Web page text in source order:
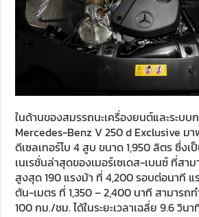
ในด้านของสมรรถนะเครื่องยนต์และระบบ
Mercedes-Benz V 250 d Exclusive ม
ดีเซลเทอร์โบ 4 สูบ ขนาด 1,950 ลิตร ซึ่งเ
เนเรชั่นล่าสุดของเมอร์เซเดส-เบนซ์ ที่สา
สูงสุด 190 แรงม้า ที่ 4,200 รอบต่อนาที
ตัน-เมตร ที่ 1,350 – 2,400 นาที สามารถ
100 กม./ชม. ได้ในระยะเวลาเฉลี่ย 9.6 วินา